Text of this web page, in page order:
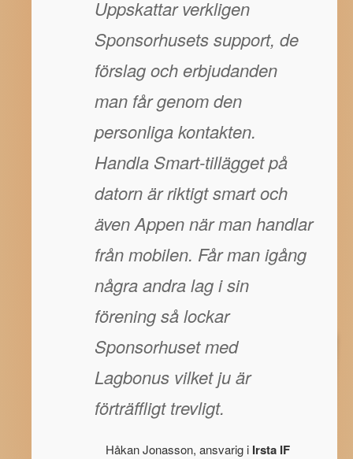
Uppskattar verkligen
Sponsorhusets support, de
förslag och erbjudanden
man får genom den
personliga kontakten.
Handla Smart-tillägget på
datorn är riktigt smart och
även Appen när man handlar
från mobilen. Får man igång
några andra lag i sin
förening så lockar
Sponsorhuset med
Lagbonus vilket ju är
förträffligt trevligt.
Håkan Jonasson, ansvarig i Irsta IF